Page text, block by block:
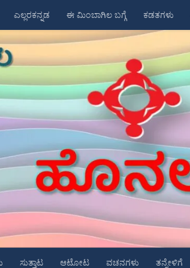
ಎಲ್ಲರಕನ್ನಡ ಈ ಮಿಂಬಾಗಿಲ ಬಗ್ಗೆ ಕಡತಗಳು
ಸುತ್ತಾಟ ಆಟೋಟ ವಚನಗಳು ತನ್ನೇಳಿಗೆ